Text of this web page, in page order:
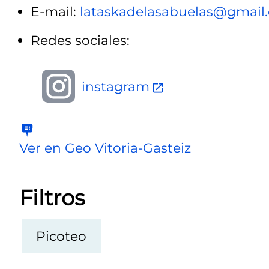
E-mail:
Redes sociales:
instagram
Ver en Geo Vitoria-Gasteiz
Filtros
Picoteo